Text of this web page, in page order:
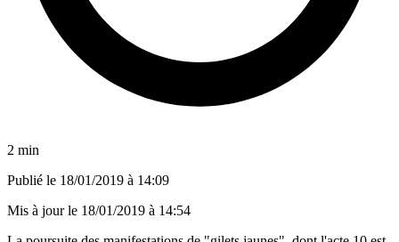
2 min
Publié le 18/01/2019 à 14:09
Mis à jour le 18/01/2019 à 14:54